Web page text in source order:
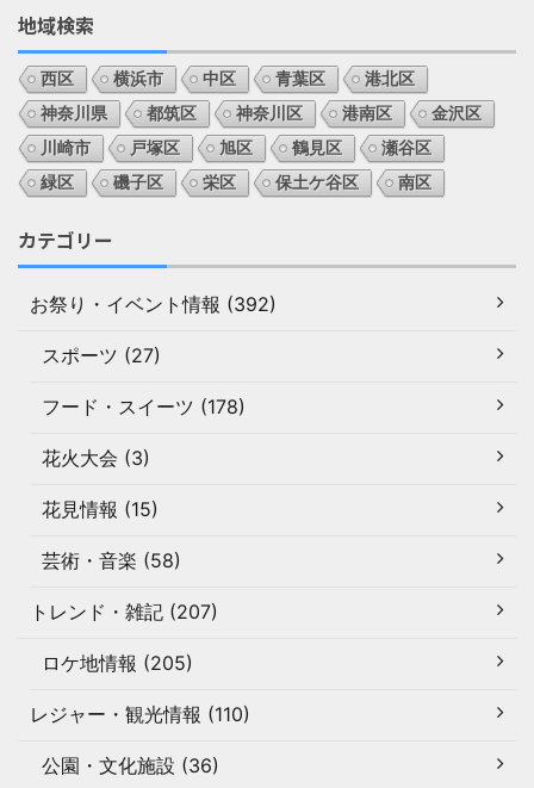
地域検索
西区 横浜市 中区 青葉区
港北区
神奈川県
都筑区 神奈川区 港南区
金沢区
川崎市
戸塚区 旭区 鶴見区
瀬谷区
緑区
磯子区 栄区 保土ケ谷区 南区
カテゴリー
お祭り・イベント情報 (392)
スポーツ (27)
フード・スイーツ (178)
花火大会 (3)
花見情報 (15)
芸術・音楽 (58)
トレンド・雑記 (207)
ロケ地情報 (205)
レジャー・観光情報 (110)
公園・文化施設 (36)